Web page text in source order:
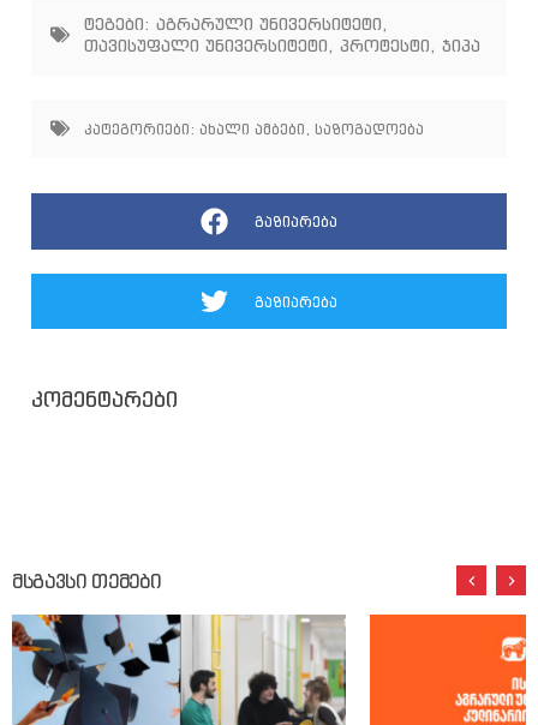
ტეგები: აგრარული უნივერსიტეტი,
თავისუფალი უნივერსიტეტი, პროტესტი, ჯიპა
კატეგორიები: ახალი ამბები საზოგადოება
გაზიარება
გაზიარება
კომენტარები
მსგავსი თემები